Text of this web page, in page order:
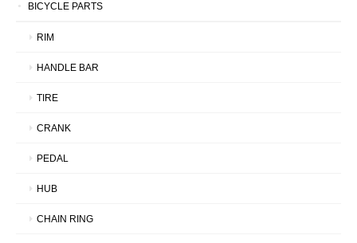
BICYCLE PARTS
RIM
HANDLE BAR
TIRE
CRANK
PEDAL
HUB
CHAIN RING